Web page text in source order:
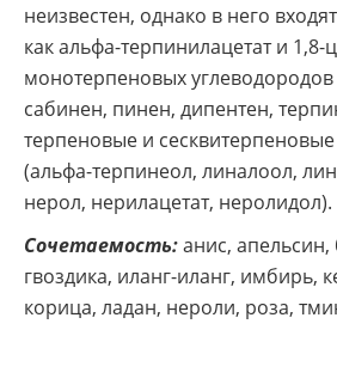
неизвестен, однако в него
как альфа-терпинилацетат и 1,8-
монотерпеновых
сабинен, пинен, дипентен,
терпеновые и
(альфа-терпинеол, линалоол,
нерол, нерилацетат, неролидол).
Сочетаемость:анис, апельсин,
гвоздика, иланг-иланг, имбирь,
корица, ладан, нероли, роза,